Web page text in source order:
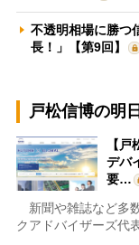
不透明相場に勝
長！」【第9回】
戸松信博の明
【
デバ
要…
新聞や雑誌など多
クアドバイザーズ代